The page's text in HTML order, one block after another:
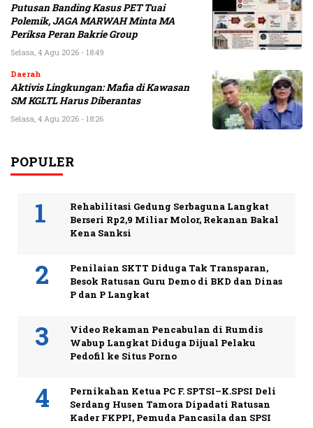
Putusan Banding Kasus PET Tuai
Polemik, JAGA MARWAH Minta MA
Periksa Peran Bakrie Group
Selasa, 4 Agu 2026 - 18:49
Daerah
Aktivis Lingkungan: Mafia di Kawasan
SM KGLTL Harus Diberantas
Selasa, 4 Agu 2026 - 18:26
POPULER
Rehabilitasi Gedung Serbaguna Langkat
Berseri Rp2,9 Miliar Molor, Rekanan Bakal
Kena Sanksi
Penilaian SKTT Diduga Tak Transparan,
Besok Ratusan Guru Demo di BKD dan Dinas
P dan P Langkat
Video Rekaman Pencabulan di Rumdis
Wabup Langkat Diduga Dijual Pelaku
Pedofil ke Situs Porno
Pernikahan Ketua PC F. SPTSI–K.SPSI Deli
Serdang Husen Tamora Dipadati Ratusan
Kader FKPPI, Pemuda Pancasila dan SPSI